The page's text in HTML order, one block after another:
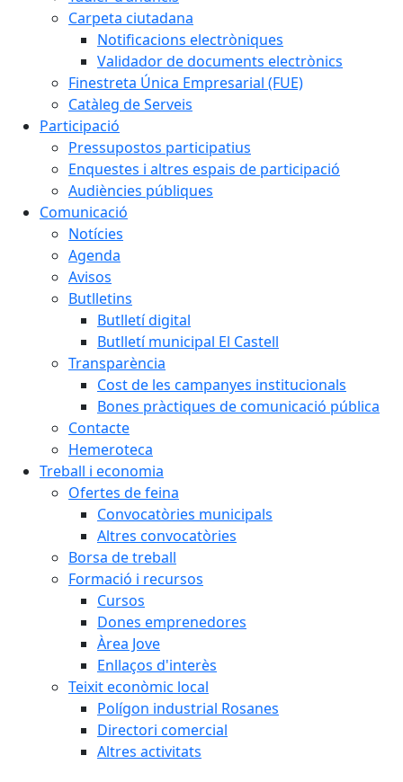
Carpeta ciutadana
Notificacions electròniques
Validador de documents electrònics
Finestreta Única Empresarial (FUE)
Catàleg de Serveis
Participació
Pressupostos participatius
Enquestes i altres espais de participació
Audiències públiques
Comunicació
Notícies
Agenda
Avisos
Butlletins
Butlletí digital
Butlletí municipal El Castell
Transparència
Cost de les campanyes institucionals
Bones pràctiques de comunicació pública
Contacte
Hemeroteca
Treball i economia
Ofertes de feina
Convocatòries municipals
Altres convocatòries
Borsa de treball
Formació i recursos
Cursos
Dones emprenedores
Àrea Jove
Enllaços d'interès
Teixit econòmic local
Polígon industrial Rosanes
Directori comercial
Altres activitats